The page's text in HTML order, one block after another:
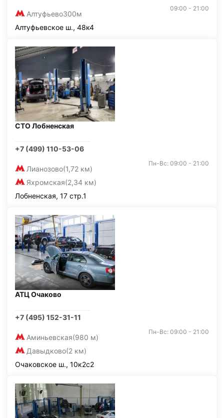
Алтуфьево300м
09:00 - 21:00
Алтуфьевское ш., 48к4
СТО Лобненская
+7 (499) 110-53-06
Лианозово(1,72 км)
Яхромская(2,34 км)
Пн-Вс: 09:00 - 21:00
Лобненская, 17 стр.1
АТЦ Очаково
+7 (495) 152-31-11
Аминьевская(980 м)
Давыдково(2 км)
Пн-Вс: 09:00 - 21:00
Очаковское ш., 10к2с2